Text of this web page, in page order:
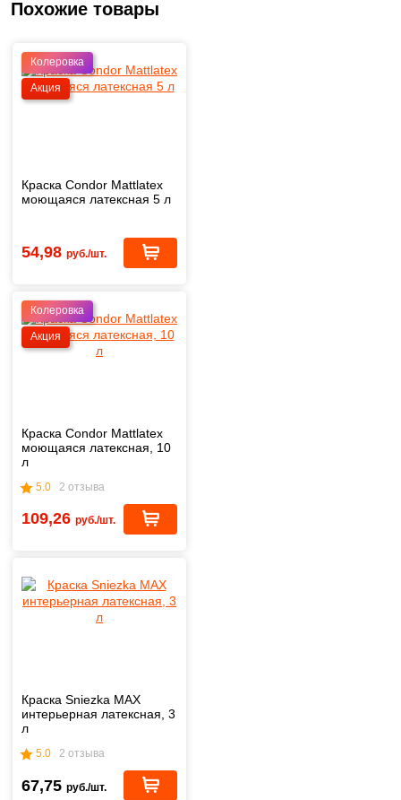
Похожие товары
Колеровка
Акция
Краска Condor Mattlatex
моющаяся латексная 5 л
54,98 руб./шт.
Колеровка
Акция
Краска Condor Mattlatex
моющаяся латексная, 10
л
5.0 2 отзыва
109,26 руб./шт.
Краска Sniezka MAX
интерьерная латексная, 3
л
5.0 2 отзыва
67,75 руб./шт.